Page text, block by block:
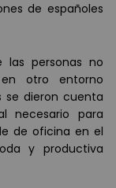
de españoles
las personas no
otro entorno
se dieron cuenta
necesario para
de oficina en el
y productiva